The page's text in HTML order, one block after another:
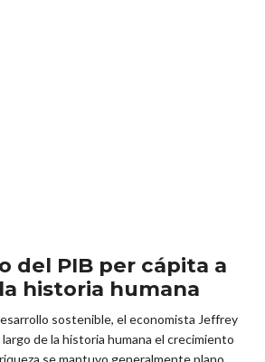
del PIB per cápita a
historia humana
sostenible, el economista Jeffrey
de la historia humana el crecimiento
se mantuvo generalmente plano,